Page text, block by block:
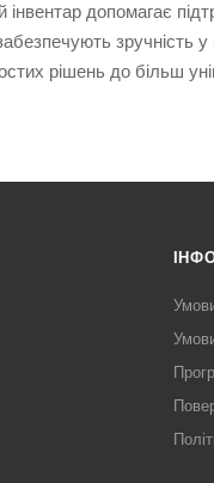
інвентар допомагає
зручність
рішень до більш